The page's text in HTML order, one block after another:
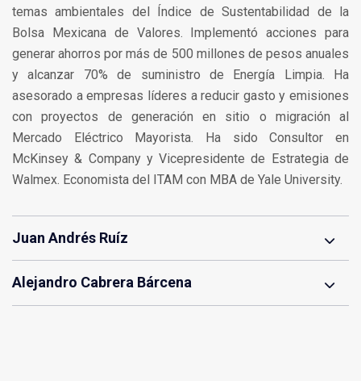
temas ambientales del Índice de Sustentabilidad de la
Bolsa Mexicana de Valores. Implementó acciones para
generar ahorros por más de 500 millones de pesos anuales
y alcanzar 70% de suministro de Energía Limpia. Ha
asesorado a empresas líderes a reducir gasto y emisiones
con proyectos de generación en sitio o migración al
Mercado Eléctrico Mayorista. Ha sido Consultor en
McKinsey & Company y Vicepresidente de Estrategia de
Walmex. Economista del ITAM con MBA de Yale University.
Juan Andrés Ruíz
Alejandro Cabrera Bárcena